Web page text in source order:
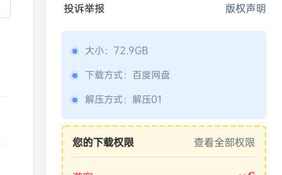
投诉举报 版权声明
大小： 72.9GB
下载方式： 百度网盘
解压方式： 解压01
您的下载权限 查看全部权限